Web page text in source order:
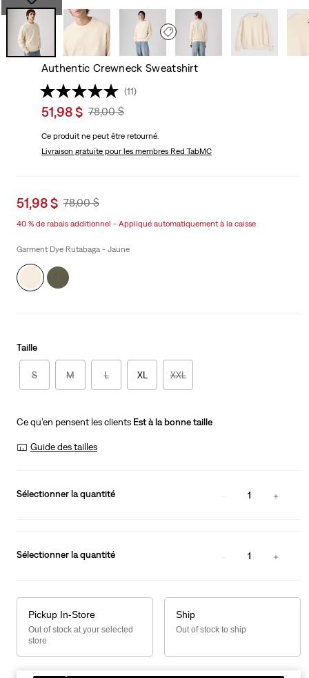
Authentic Crewneck Sweatshirt
(11)
Sale
is
51,98 $ Original
Was
78,00 $
Ce produit ne peut être retourné.
Livraison gratuitepour les membres Red TabMC
Sale
is
51,98 $ Original
78,00 $
40 % de rabais additionnel - Appliqué automatiquement à la caisse
Garment Dye Rutabaga - Jaune
Taille
S M L XL XXL
Ce qu’en pensent les clients Est à la bonne taille
Guide des tailles
Sélectionner la quantité 1
Sélectionner la quantité 1
Pickup In-Store
Out of stock at your selected
store
Ship
Out of stock to ship